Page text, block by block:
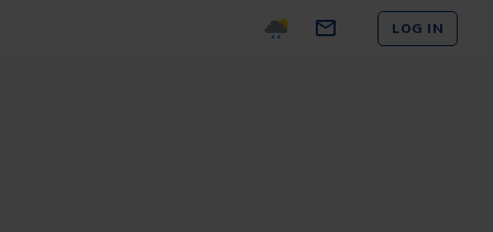
LOG IN